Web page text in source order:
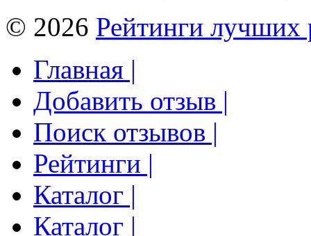
© 2026 Рейтинги лучших
Главная |
Добавить отзыв |
Поиск отзывов |
Рейтинги |
Каталог |
Каталог |